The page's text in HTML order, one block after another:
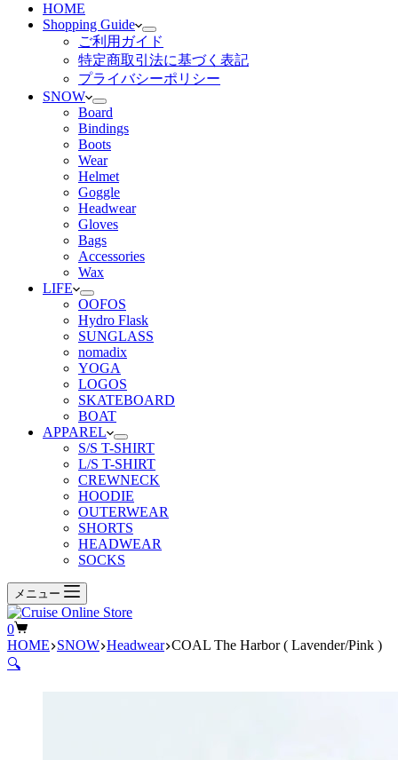
HOME
Shopping Guide
ご利用ガイド
特定商取引法に基づく表記
プライバシーポリシー
SNOW
Board
Bindings
Boots
Wear
Helmet
Goggle
Headwear
Gloves
Bags
Accessories
Wax
LIFE
OOFOS
Hydro Flask
SUNGLASS
nomadix
YOGA
LOGOS
SKATEBOARD
BOAT
APPAREL
S/S T-SHIRT
L/S T-SHIRT
CREWNECK
HOODIE
OUTERWEAR
SHORTS
HEADWEAR
SOCKS
メニュー
シ
ョ
ッ
0
HOME SNOW Headwear COAL The Harbor ( Lavender/Pink )
🔍